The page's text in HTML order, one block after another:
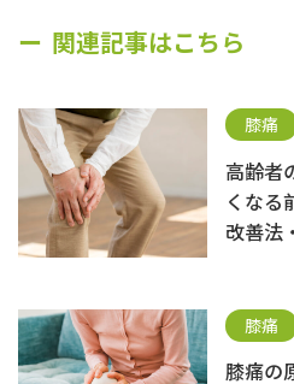
関連記事はこちら
膝痛
高齢者
くなる
改善法
膝痛
膝痛の